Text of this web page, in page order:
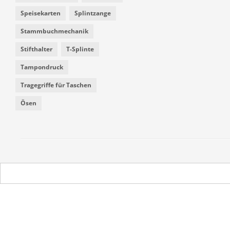
Speisekarten Splintzange
Stammbuchmechanik
Stifthalter T-Splinte
Tampondruck
Tragegriffe für Taschen
Ösen